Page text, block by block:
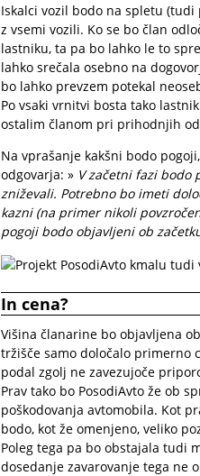
Iskalci vozil bodo na spletu
z vsemi vozili. Ko se bo član
lastniku, ta pa bo lahko le to
lahko srečala osebno na
bo lahko prevzem potekal
Po vsaki vrnitvi bosta tako
ostalim članom pri prihodnjih
Na vprašanje kakšni bodo
odgovarja: » V začetni fazi bodo
zniževali. Potrebno bo imeti
kazni (na primer nikoli
pogoji bodo objavljeni ob
In cena?
Višina članarine bo objavljena
tržišče samo določalo primerno
podal zgolj ne zavezujoče
Prav tako bo PosodiAvto že ob
poškodovanja avtomobila. Kot
bodo, kot že omenjeno, veliko
Poleg tega pa bo obstajala tudi
dosedanje zavarovanje tega ne